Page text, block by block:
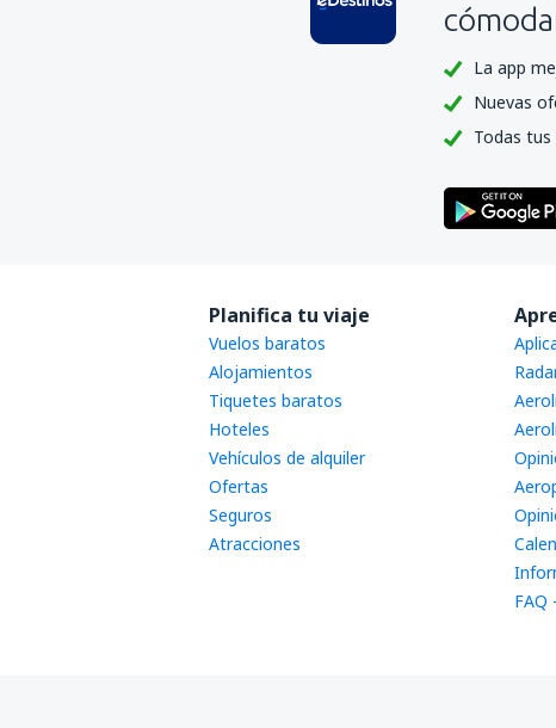
La app
Nuevas
Todas
Planifica tu viaje
Vuelos baratos
Alojamientos
Tiquetes baratos
Hoteles
Vehículos de alquiler
Ofertas
Seguros
Atracciones
FAQ